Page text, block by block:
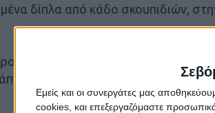
Εμείς και οι συνεργάτες μας
cookies, και επεξεργαζόμαστε
δίπλα από κάδο σκουπιδιών,
μπλε μπουφάν, γκρι παντελόνι
μπορεί να επικοινωνήσει με